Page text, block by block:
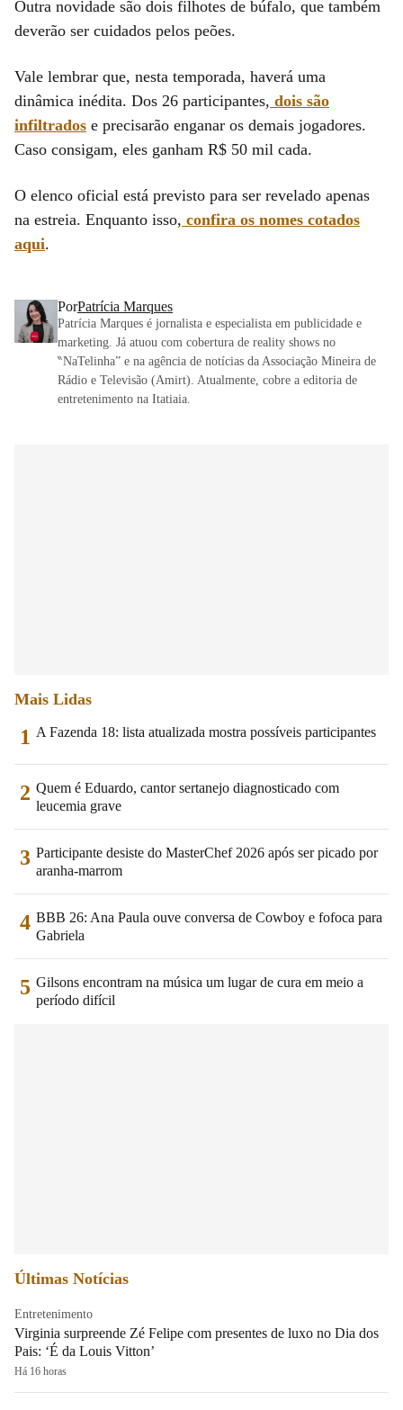
Outra novidade são dois filhotes de búfalo, que também
deverão ser cuidados pelos peões.
Vale lembrar que, nesta temporada, haverá uma
dinâmica inédita. Dos 26 participantes, dois são
infiltrados e precisarão enganar os demais jogadores.
Caso consigam, eles ganham R$ 50 mil cada.
O elenco oficial está previsto para ser revelado apenas
na estreia. Enquanto isso, confira os nomes cotados
aqui.
PorPatrícia Marques
Patrícia Marques é jornalista e especialista em publicidade e
marketing. Já atuou com cobertura de reality shows no
‶NaTelinha” e na agência de notícias da Associação Mineira de
Rádio e Televisão (Amirt). Atualmente, cobre a editoria de
entretenimento na Itatiaia.
Mais Lidas
1 A Fazenda 18: lista atualizada mostra possíveis participantes
2 Quem é Eduardo, cantor sertanejo diagnosticado com
leucemia grave
3 Participante desiste do MasterChef 2026 após ser picado por
aranha-marrom
4 BBB 26: Ana Paula ouve conversa de Cowboy e fofoca para
Gabriela
5 Gilsons encontram na música um lugar de cura em meio a
período difícil
Últimas Notícias
Entretenimento
Virginia surpreende Zé Felipe com presentes de luxo no Dia dos
Pais: ‘É da Louis Vitton’
Há 16 horas